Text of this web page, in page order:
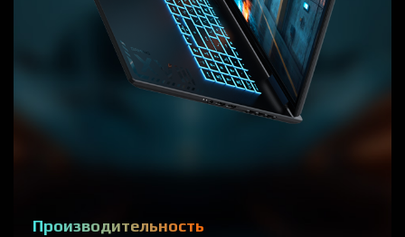
Производительность